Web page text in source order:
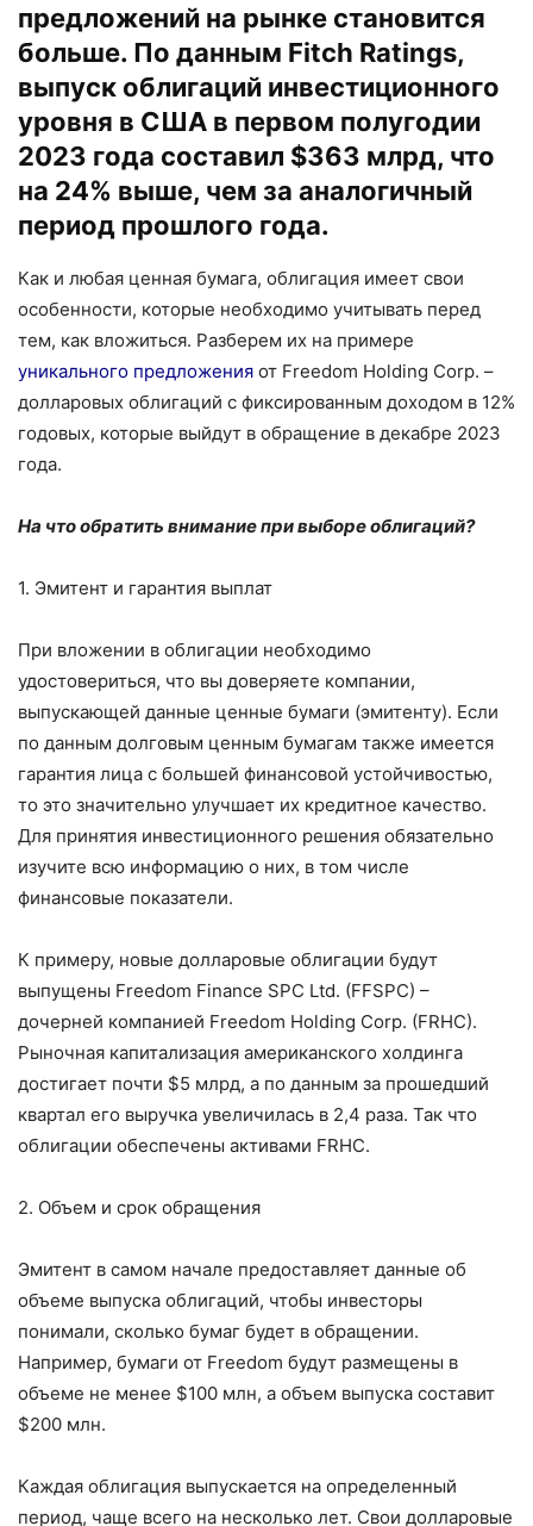
предложений на рынке становится
больше. По данным Fitch Ratings,
выпуск облигаций инвестиционного
уровня в США в первом полугодии
2023 года составил $363 млрд, что
на 24% выше, чем за аналогичный
период прошлого года.
Как и любая ценная бумага, облигация имеет свои
особенности, которые необходимо учитывать перед
тем, как вложиться. Разберем их на примере
уникального предложения от Freedom Holding Corp. –
долларовых облигаций с фиксированным доходом в 12%
годовых, которые выйдут в обращение в декабре 2023
года.
На что обратить внимание при выборе облигаций?
1. Эмитент и гарантия выплат
При вложении в облигации необходимо
удостовериться, что вы доверяете компании,
выпускающей данные ценные бумаги (эмитенту). Если
по данным долговым ценным бумагам также имеется
гарантия лица с большей финансовой устойчивостью,
то это значительно улучшает их кредитное качество.
Для принятия инвестиционного решения обязательно
изучите всю информацию о них, в том числе
финансовые показатели.
К примеру, новые долларовые облигации будут
выпущены Freedom Finance SPC Ltd. (FFSPC) –
дочерней компанией Freedom Holding Corp. (FRHC).
Рыночная капитализация американского холдинга
достигает почти $5 млрд, а по данным за прошедший
квартал его выручка увеличилась в 2,4 раза. Так что
облигации обеспечены активами FRHC.
2. Объем и срок обращения
Эмитент в самом начале предоставляет данные об
объеме выпуска облигаций, чтобы инвесторы
понимали, сколько бумаг будет в обращении.
Например, бумаги от Freedom будут размещены в
объеме не менее $100 млн, а объем выпуска составит
$200 млн.
Каждая облигация выпускается на определенный
период, чаще всего на несколько лет. Свои долларовые